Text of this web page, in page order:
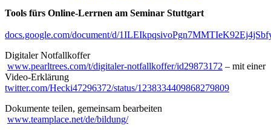
Tools fürs Online-Lerrnen am Seminar Stuttgart
docs.google.com/document/d/
Digitaler Notfallkoffer
www.pearltrees.com/t/digitaler-notfallkoffer/id29873172 – mit einer
Video-Erklärung
twitter.com/Hecki47296372/status/1238334409868279809
Dokumente teilen, gemeinsam bearbeiten
www.teamplace.net/de/bildung/